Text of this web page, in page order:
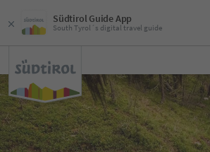
Südtirol Guide App
South Tyrol´s digital travel guide